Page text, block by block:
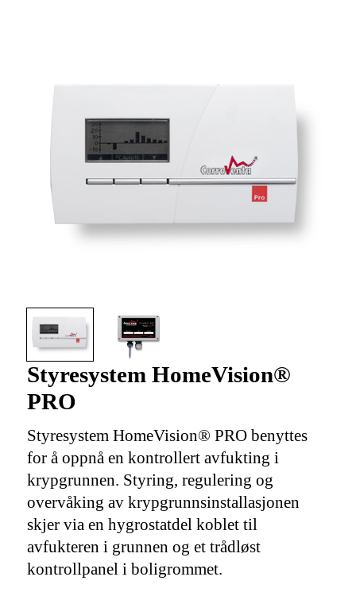
Styresystem HomeVision®
PRO
Styresystem HomeVision® PRO benyttes
for å oppnå en kontrollert avfukting i
krypgrunnen. Styring, regulering og
overvåking av krypgrunnsinstallasjonen
skjer via en hygrostatdel koblet til
avfukteren i grunnen og et trådløst
kontrollpanel i boligrommet.